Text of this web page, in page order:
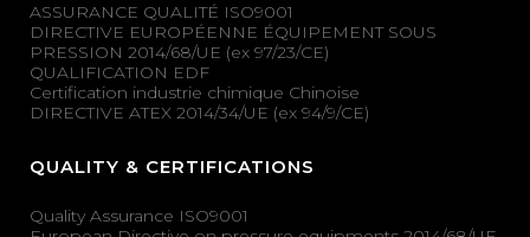
ASSURANCE QUALITÉ ISO9001
DIRECTIVE EUROPÉENNE ÉQUIPEMENT SOUS
PRESSION 2014/68/UE (ex 97/23/CE)
QUALIFICATION EDF
Certification industrie chimique Chinoise
DIRECTIVE ATEX 2014/34/UE (ex 94/9/CE)
QUALITY & CERTIFICATIONS
Quality Assurance ISO9001